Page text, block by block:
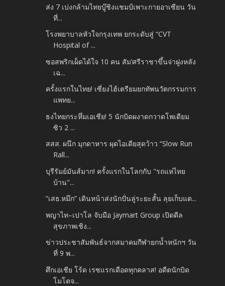
ส่ง 7 เบ่งกล้ามไทยบู๊ชิงแชมป์เพาะกายอาเซียน วัน
ที่...
โรงพยาบาลหัวใจกรุงเทพ ยกระดับสู่ “CVT
Hospital of ...
ซอสพริกเผ็ดได้ใจ 10 คน สัม’ศรีราชาขึ้นจ่าฝูงหลัง
เฉ...
ครั้งแรกในไทย! เซี่ยงไฮ้เตรียมยกทัพนวัตกรรมการ
แพทย...
ธงไทยกระหึ่มเอเชีย! 5 นักบิดผงาดกวาดโพเดียม
ซิว 2 ...
สสส. ผนึก มุกดาหาร ผุดไอเดียสุดว้าว “Slow Run
Rall...
บุรีรัมย์มันส์มาก! ครั้งแรกในโลกกับ "รถแห่ไทย
บ้าน"...
“เสธ.หมึก” เดินหน้าส่งนักปั่นลู่ระยะสั้น ลุยเก็บแต...
พญาไท–เปาโล จับมือ Jaymart Group เปิดดีล
สุขภาพเชิง...
ข่าวประชาสัมพันธ์จากสมาคมกีฬายกน้ำหนักฯ วัน
ที่ 9 พ...
ศึกเอเชีย โร้ด เรซแรกเดือดทุกคลาส! อดีตนักบิด
โมโตจ...